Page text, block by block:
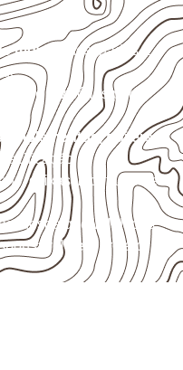
móveis
destinados a
e divisórias para
implementos, trailers e
caixas, montagem e
desde que validados
pelo projeto.